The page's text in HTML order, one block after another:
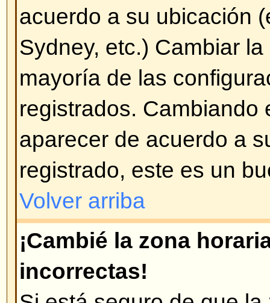
Rangos.
Volver arriba
Cuando pulso en el enlace
un usuario me pide nombre
contraseña.
Disculpe, pero sólo los usuarios
enviar correos a través del foro
habilitado esta opción). Esto es
mensajes maliciosos de
Volver arriba
¿Cómo creo un mensaje en